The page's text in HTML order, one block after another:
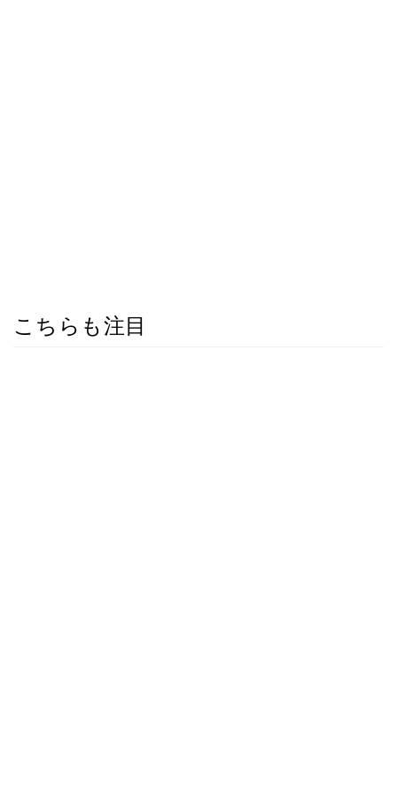
こちらも注目